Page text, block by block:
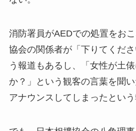
消防署員がAEDでの処置をお
協会の関係者が「下りてくだ
う報道もあるし、「女性が土
か？」という観客の言葉を聞
アナウンスしてしまったという